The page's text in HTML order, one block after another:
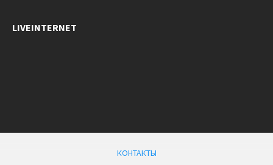
LIVEINTERNET
КОНТАКТЫ